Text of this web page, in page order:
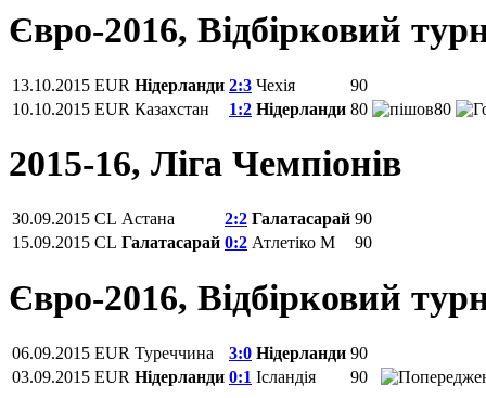
Євро-2016, Відбірковий
13.10.2015 EUR Нідерланди 2:3 Чехія
90
10.10.2015 EUR Казахстан 1:2 Нідерланди 80 80
2015-16, Ліга Чемпіонів
30.09.2015 CL Астана 2:2 Галатасарай 90
15.09.2015 CL Галатасарай 0:2 Атлетіко М 90
Євро-2016, Відбірковий
06.09.2015 EUR Туреччина 3:0 Нідерланди 90
03.09.2015 EUR Нідерланди 0:1 Ісландія 90